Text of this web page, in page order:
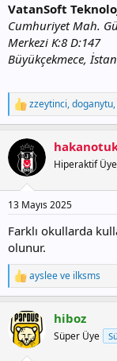
VatanSoft
Cumhuriyet Mah.
Merkezi K:8 D:147
Büyükçekmece,
T
e
k
l
:
zzeytinci,doganytu,
Hiperaktif Üye
13 Mayıs 2025
Farklı okullarda
olunur.
T
e
k
i
l
aysleeve ilksms
hiboz
Süper Üye